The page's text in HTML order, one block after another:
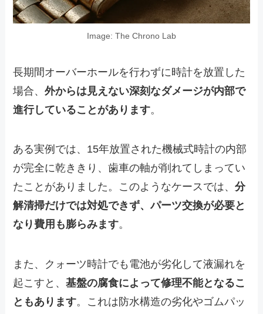
Image: The Chrono Lab
長期間オーバーホールを行わずに時計を放置した
場合、外からは見えない深刻なダメージが内部で
進行していることがあります。
ある実例では、15年放置された機械式時計の内部
が完全に乾ききり、歯車の軸が削れてしまってい
たことがありました。このようなケースでは、分
解清掃だけでは対処できず、パーツ交換が必要と
なり費用も膨らみます。
また、クォーツ時計でも電池が劣化して液漏れを
起こすと、基盤の腐食によって修理不能となるこ
ともあります。これは防水構造の劣化やゴムパッ